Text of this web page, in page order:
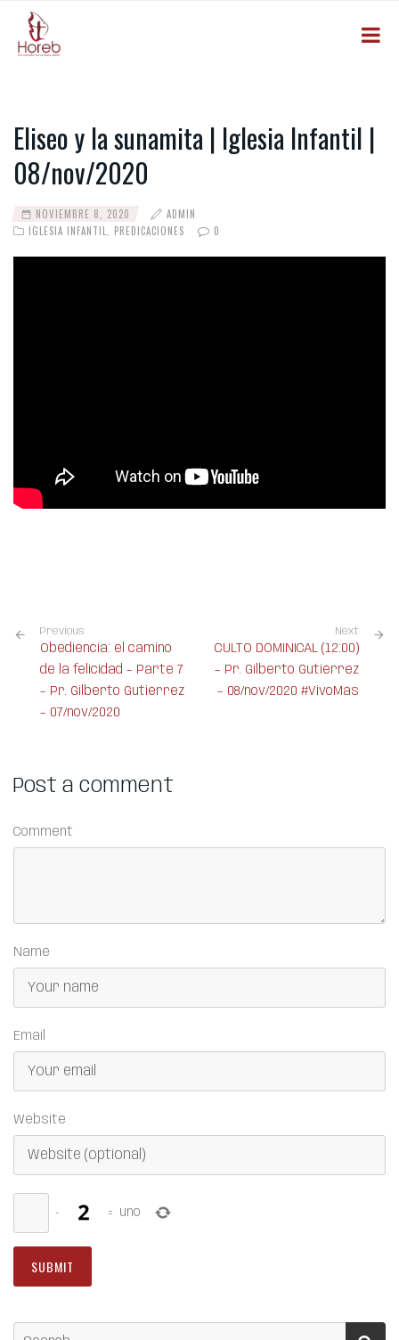
Eliseo y la sunamita | Iglesia Infantil |
08/nov/2020
NOVIEMBRE 8, 2020
ADMIN
IGLESIA INFANTIL
PREDICACIONES 0
Previous
Obediencia: el camino
de la felicidad – Parte 7
– Pr. Gilberto Gutiérrez
– 07/nov/2020
Next
CULTO DOMINICAL (12:00)
– Pr. Gilberto Gutiérrez
– 08/nov/2020 #VivoMás
Post a comment
Comment
Name
Email
Website
− = uno